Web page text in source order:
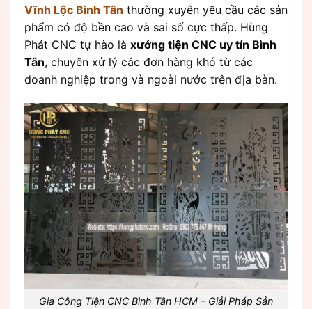
Vĩnh Lộc Bình Tân thường xuyên yêu cầu các sản
phẩm có độ bền cao và sai số cực thấp. Hùng
Phát CNC tự hào là xưởng tiện CNC uy tín Bình
Tân, chuyên xử lý các đơn hàng khó từ các
doanh nghiệp trong và ngoài nước trên địa bàn.
Gia Công Tiện CNC Bình Tân HCM – Giải Pháp Sản